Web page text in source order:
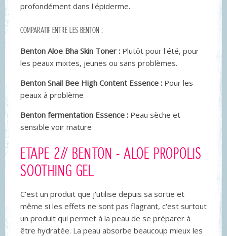
profondément dans l'épiderme.
COMPARATIF ENTRE LES BENTON :
Benton Aloe Bha Skin Toner : Plutôt pour l'été, pour
les peaux mixtes, jeunes ou sans problèmes.
Benton Snail Bee High Content Essence : Pour les
peaux à problème
Benton fermentation Essence : Peau sèche et
sensible voir mature
ETAPE 2// BENTON - ALOE PROPOLIS
SOOTHING GEL
C'est un produit que j'utilise depuis sa sortie et
même si les effets ne sont pas flagrant, c'est surtout
un produit qui permet à la peau de se préparer à
être hydratée. La peau absorbe beaucoup mieux les